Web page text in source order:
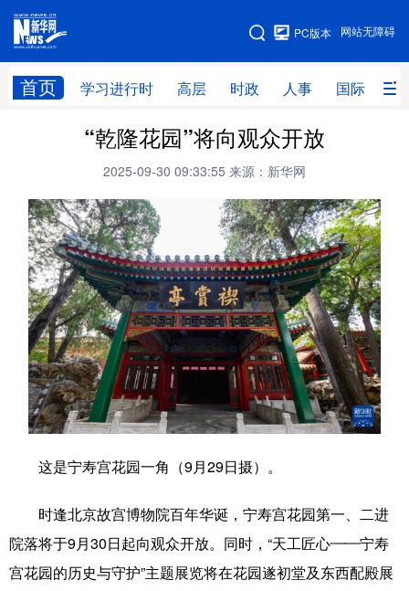
网站无障碍
PC版本
首页 学习进行时 高层 时政 人事 国际 财
网站地图
学习进行时 高层 时政
财经 网评
台湾 思客智库 全球连线 教育
科技 科创 量子 体育
文化 书画 健康 军事
访谈 视频 图片 政务
法律 中央文件 金融 汽车
食品 人居 信息化 数字经济
彩票 娱乐 时尚 悦读
“乾隆花园”将向观众开放
2025-09-30 09:33:55 来源：新华网
这是宁寿宫花园一角（9月29日摄）。
时逢北京故宫博物院百年华诞，宁寿宫花园第一、二进
院落将于9月30日起向观众开放。同时，“天工匠心——宁寿
宫花园的历史与守护”主题展览将在花园遂初堂及东西配殿展